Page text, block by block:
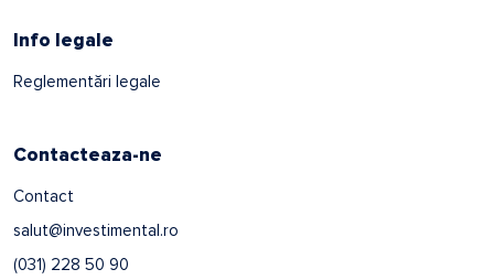
Info legale
Reglementări legale
Contacteaza-ne
Contact
salut@investimental.ro
(031) 228 50 90